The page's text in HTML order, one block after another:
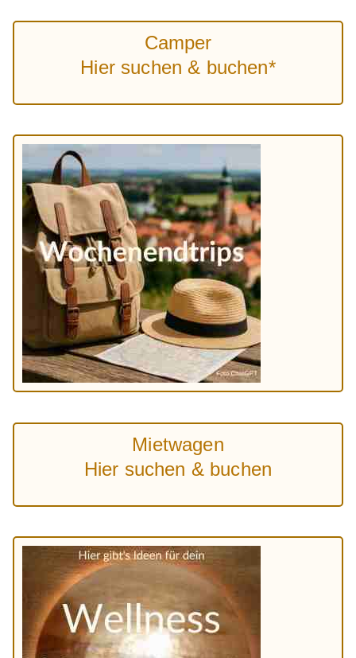
Camper
Hier suchen & buchen*
Mietwagen
Hier suchen & buchen